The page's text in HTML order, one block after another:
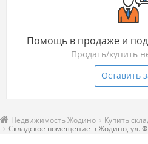
Помощь в продаже и
Продать/купить
Оставить
Недвижимость Жодино
Купить
Складское помещение в Жодино, ул.